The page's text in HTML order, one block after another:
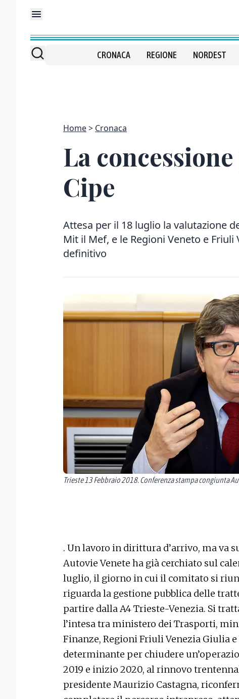
CRONACA REGIONE NORDEST
Home Cronaca
La
Cipe
Attesa per il 18 luglio la valutazione
Mit il Mef, e le Regioni Veneto e
definitivo
Trieste 13 Febbraio 2018. Conferenza stampa congiunta
. Un lavoro in dirittura d’arrivo, ma va
Autovie Venete ha già cerchiato sul
luglio, il giorno in cui il comitato si
riguarda la gestione pubblica delle
partire dalla A4 Trieste-Venezia. Si
l’intesa tra ministero dei Trasporti,
Finanze, Regioni Friuli Venezia Giulia
determinante per chiudere
2019 e inizio 2020, al rinnovo
presidente Maurizio Castagna,